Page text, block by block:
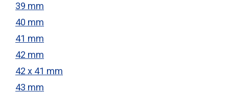
39 mm
40 mm
41 mm
42 mm
42 x 41 mm
43 mm